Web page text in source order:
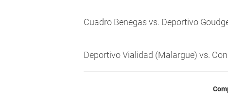
Cuadro Benegas vs. Deportivo
Deportivo Vialidad (Malargue) vs.